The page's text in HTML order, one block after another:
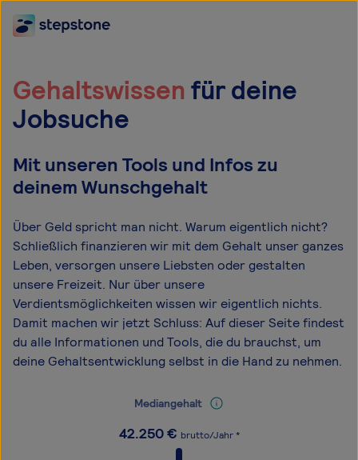
Gehaltswissen für deine
Jobsuche
Mit unseren Tools und Infos zu
deinem Wunschgehalt
Über Geld spricht man nicht. Warum eigentlich nicht?
Schließlich finanzieren wir mit dem Gehalt unser ganzes
Leben, versorgen unsere Liebsten oder gestalten
unsere Freizeit. Nur über unsere
Verdientsmöglichkeiten wissen wir eigentlich nichts.
Damit machen wir jetzt Schluss: Auf dieser Seite findest
du alle Informationen und Tools, die du brauchst, um
deine Gehaltsentwicklung selbst in die Hand zu nehmen.
Mediangehalt
42.250€ brutto/Jahr *